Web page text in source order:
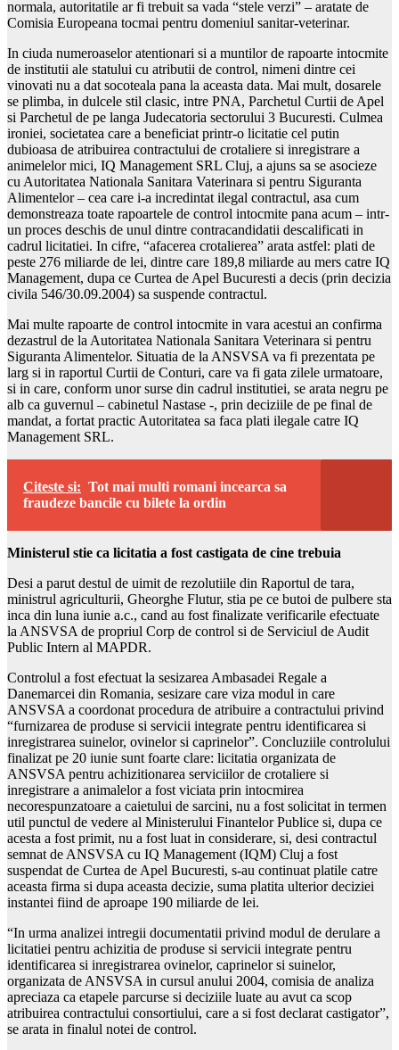
normala, autoritatile ar fi trebuit sa vada “stele verzi” – aratate de
Comisia Europeana tocmai pentru domeniul sanitar-veterinar.
In ciuda numeroaselor atentionari si a muntilor de rapoarte intocmite
de institutii ale statului cu atributii de control, nimeni dintre cei
vinovati nu a dat socoteala pana la aceasta data. Mai mult, dosarele
se plimba, in dulcele stil clasic, intre PNA, Parchetul Curtii de Apel
si Parchetul de pe langa Judecatoria sectorului 3 Bucuresti. Culmea
ironiei, societatea care a beneficiat printr-o licitatie cel putin
dubioasa de atribuirea contractului de crotaliere si inregistrare a
animelelor mici, IQ Management SRL Cluj, a ajuns sa se asocieze
cu Autoritatea Nationala Sanitara Vaterinara si pentru Siguranta
Alimentelor – cea care i-a incredintat ilegal contractul, asa cum
demonstreaza toate rapoartele de control intocmite pana acum – intr-
un proces deschis de unul dintre contracandidatii descalificati in
cadrul licitatiei. In cifre, “afacerea crotalierea” arata astfel: plati de
peste 276 miliarde de lei, dintre care 189,8 miliarde au mers catre IQ
Management, dupa ce Curtea de Apel Bucuresti a decis (prin decizia
civila 546/30.09.2004) sa suspende contractul.
Mai multe rapoarte de control intocmite in vara acestui an confirma
dezastrul de la Autoritatea Nationala Sanitara Veterinara si pentru
Siguranta Alimentelor. Situatia de la ANSVSA va fi prezentata pe
larg si in raportul Curtii de Conturi, care va fi gata zilele urmatoare,
si in care, conform unor surse din cadrul institutiei, se arata negru pe
alb ca guvernul – cabinetul Nastase -, prin deciziile de pe final de
mandat, a fortat practic Autoritatea sa faca plati ilegale catre IQ
Management SRL.
Citeste si: Tot mai multi romani incearca sa
fraudeze bancile cu bilete la ordin
Ministerul stie ca licitatia a fost castigata de cine trebuia
Desi a parut destul de uimit de rezolutiile din Raportul de tara,
ministrul agriculturii, Gheorghe Flutur, stia pe ce butoi de pulbere sta
inca din luna iunie a.c., cand au fost finalizate verificarile efectuate
la ANSVSA de propriul Corp de control si de Serviciul de Audit
Public Intern al MAPDR.
Controlul a fost efectuat la sesizarea Ambasadei Regale a
Danemarcei din Romania, sesizare care viza modul in care
ANSVSA a coordonat procedura de atribuire a contractului privind
“furnizarea de produse si servicii integrate pentru identificarea si
inregistrarea suinelor, ovinelor si caprinelor”. Concluziile controlului
finalizat pe 20 iunie sunt foarte clare: licitatia organizata de
ANSVSA pentru achizitionarea serviciilor de crotaliere si
inregistrare a animalelor a fost viciata prin intocmirea
necorespunzatoare a caietului de sarcini, nu a fost solicitat in termen
util punctul de vedere al Ministerului Finantelor Publice si, dupa ce
acesta a fost primit, nu a fost luat in considerare, si, desi contractul
semnat de ANSVSA cu IQ Management (IQM) Cluj a fost
suspendat de Curtea de Apel Bucuresti, s-au continuat platile catre
aceasta firma si dupa aceasta decizie, suma platita ulterior deciziei
instantei fiind de aproape 190 miliarde de lei.
“In urma analizei intregii documentatii privind modul de derulare a
licitatiei pentru achizitia de produse si servicii integrate pentru
identificarea si inregistrarea ovinelor, caprinelor si suinelor,
organizata de ANSVSA in cursul anului 2004, comisia de analiza
apreciaza ca etapele parcurse si deciziile luate au avut ca scop
atribuirea contractului consortiului, care a si fost declarat castigator”,
se arata in finalul notei de control.